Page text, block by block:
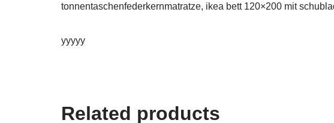
tonnentaschenfederkernmatratze, ikea bett 120×200 mit
yyyyy
Related products